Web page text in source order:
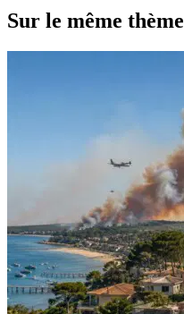
Sur le même thème